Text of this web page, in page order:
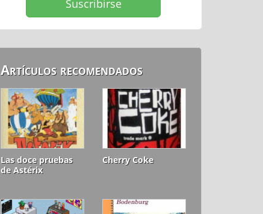
Artículos recomendados
Las doce pruebas
de Astérix
Cherry Coke